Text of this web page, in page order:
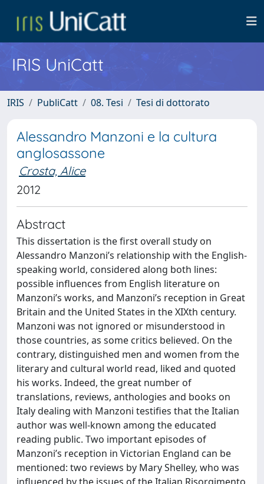
IRIS UniCatt
IRIS PubliCatt 08. Tesi Tesi di dottorato
Alessandro Manzoni e la cultura
anglosassone
Crosta, Alice
2012
Abstract
This dissertation is the first overall study on
Alessandro Manzoni’s relationship with the English-
speaking world, considered along both lines:
possible influences from English literature on
Manzoni’s works, and Manzoni’s reception in Great
Britain and the United States in the XIXth century.
Manzoni was not ignored or misunderstood in
those countries, as some critics believed. On the
contrary, distinguished men and women from the
literary and cultural world read, liked and quoted
his works. Indeed, the great number of
translations, reviews, anthologies and books on
Italy dealing with Manzoni testifies that the Italian
author was well-known among the educated
reading public. Two important episodes of
Manzoni’s reception in Victorian England can be
mentioned: two reviews by Mary Shelley, who was